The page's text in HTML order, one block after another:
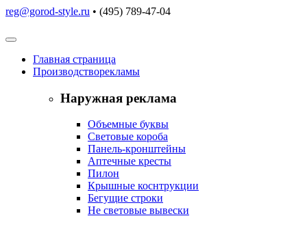
reg@gorod-style.ru • (495) 789-47-04
Главная страница
Производстворекламы
Наружная реклама
Объемные буквы
Световые короба
Панель-кронштейны
Аптечные кресты
Пилон
Крышные коснтрукции
Бегущие строки
Не световые вывески